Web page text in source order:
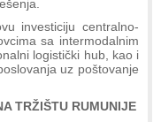
investiciju centralno-
sa intermodalnim
logistički hub, kao i
uz poštovanje
TRŽIŠTU RUMUNIJE